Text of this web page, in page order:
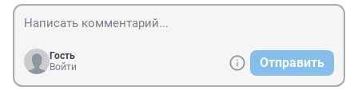
Гость
Войти
Отправить